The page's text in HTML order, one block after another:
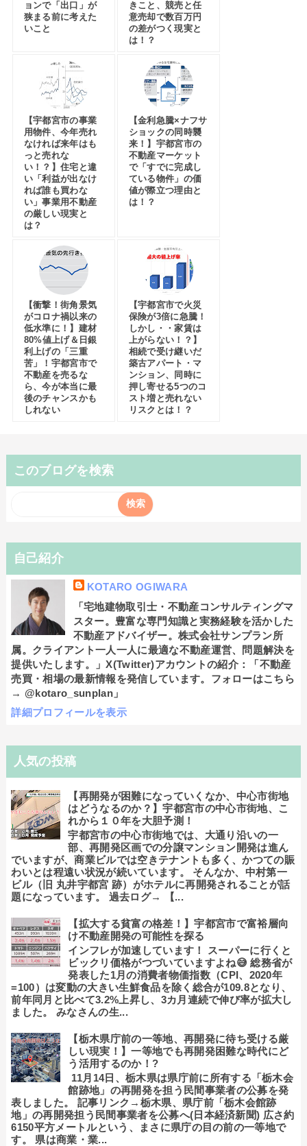
ョンで「出口」が
狭まる前に考えた
いこと
きこと、競売と任
意売却で数百万円
の差がつく現実と
は！？
【宇都宮市の事業
用物件、今年売れ
なければ来年はも
っと売れな
い！？】住宅と違
い「利益が出なけ
れば誰も買わな
い」事業用不動産
の厳しい現実と
は？
【金利急騰×ナフサ
ショックの同時襲
来！】宇都宮市の
不動産マーケット
で「すでに完成し
ている物件」の価
値が際立つ理由と
は！？
【衝撃！街角景気
がコロナ禍以来の
低水準に！】建材
80%値上げ＆日銀
利上げの「三重
苦」！宇都宮市で
不動産を売るな
ら、今が本当に最
後のチャンスかも
しれない
【宇都宮市で火災
保険が3倍に急騰！
しかし・・家賃は
上がらない！？】
相続で受け継いだ
築古アパート・マ
ンション、同時に
押し寄せる5つのコ
スト増と売れない
リスクとは！？
このブログを検索
自己紹介
KOTARO OGIWARA
「宅地建物取引士・不動産コンサルティングマ
スター。豊富な専門知識と実務経験を活かした
不動産アドバイザー。株式会社サンプラン所
属。クライアント一人一人に最適な不動産運営、問題解決を
提供いたします。」X(Twitter)アカウントの紹介：「不動産
売買・相場の最新情報を発信しています。フォローはこちら
→ @kotaro_sunplan」
詳細プロフィールを表示
人気の投稿
【再開発が困難になっていくなか、中心市街地
はどうなるのか？】宇都宮市の中心市街地、こ
れから１０年を大胆予測！
宇都宮市の中心市街地では、大通り沿いの一
部、再開発区画での分譲マンション開発は進ん
でいますが、商業ビルでは空きテナントも多く、かつての賑
わいとは程遠い状況が続いています。 そんなか、中村第一
ビル（旧 丸井宇都宮 跡）がホテルに再開発されることが話
題になっています。 過去ログ→ 【...
【拡大する貧富の格差！】宇都宮市で富裕層向
け不動産開発の可能性を探る
インフレが加速しています！ スーパーに行くと
ビックリ価格がつづいていますよね😅 総務省が
発表した1月の消費者物価指数（CPI、2020年
=100）は変動の大きい生鮮食品を除く総合が109.8となり、
前年同月と比べて3.2%上昇し、3カ月連続で伸び率が拡大し
ました。 みなさんの生...
【栃木県庁前の一等地、再開発に待ち受ける厳
しい現実！】一等地でも再開発困難な時代にど
う活用するのか！?
11月14日、栃木県は県庁前に所有する「栃木会
館跡地」の再開発を担う民間事業者の公募を発
表しました。 記事リンク→栃木県、県庁前「栃木会館跡
地」の再開発担う民間事業者を公募へ(日本経済新聞) 広さ約
6150平方メートルという、まさに県庁の目の前の一等地で
す。 県は商業・業...